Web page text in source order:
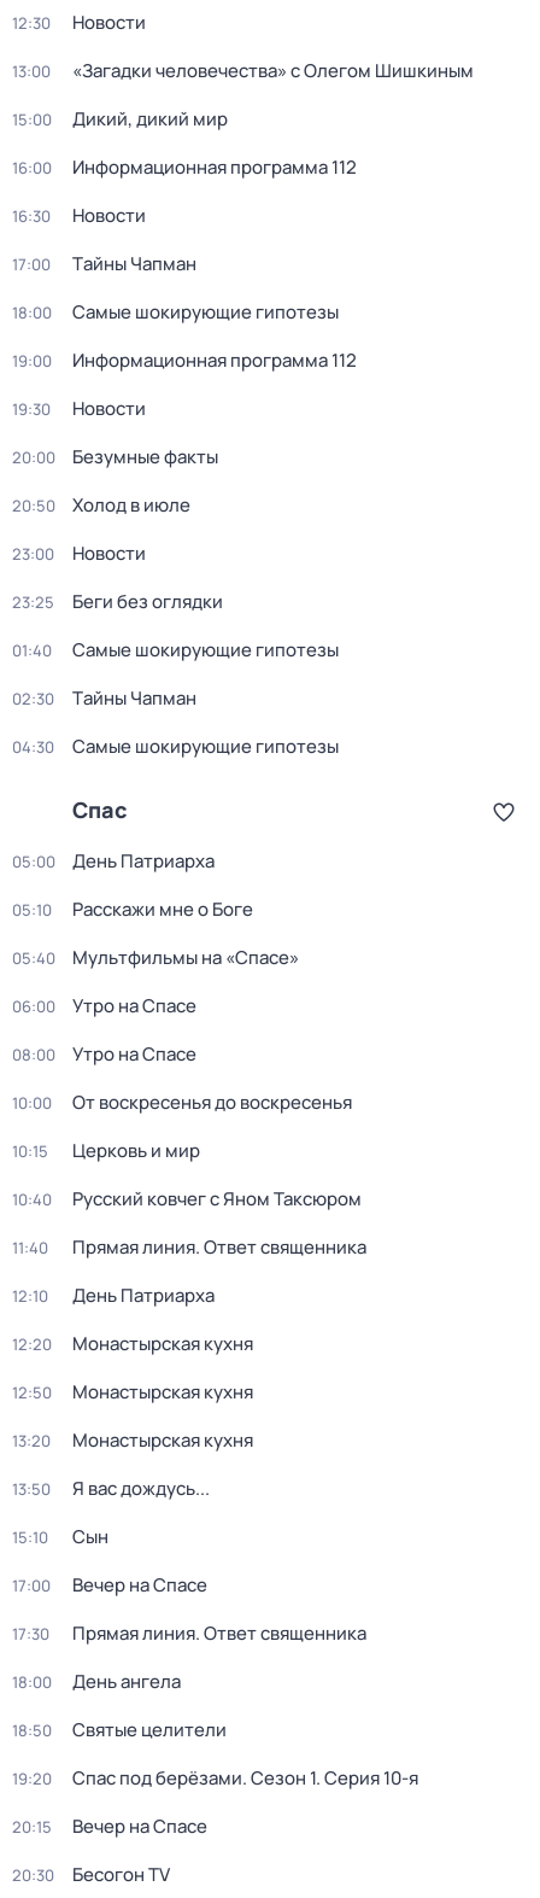
12:30 Новости
13:00 «Загадки человечества» с Олегом Шишкиным
15:00 Дикий, дикий мир
16:00 Информационная программа 112
16:30 Новости
17:00 Тaйны Чапман
18:00 Самые шoкиpующие гипотезы
19:00 Информационная программа 112
19:30 Новости
20:00 Бeзумные фaкты
20:50 Холод в июле
23:00 Новости
23:25 Беги без оглядки
01:40 Самые шoкиpующие гипотезы
02:30 Тaйны Чапман
04:30 Самые шoкиpующие гипотезы
Спас
05:00 Дeнь Патриаpха
05:10 Расскажи мне о Боге
05:40 Мультфильмы на «Спасе»
06:00 Утро на Спасе
08:00 Утро на Спасе
10:00 От воскресенья до воскресенья
10:15 Церковь и мир
10:40 Русский ковчег с Яном Таксюром
11:40 Прямая линия. Ответ священника
12:10 Дeнь Патриаpха
12:20 Монастырская кухня
12:50 Монастырская кухня
13:20 Монастырская кухня
13:50 Я вас дождусь...
15:10 Сын
17:00 Вечер на Спасе
17:30 Прямая линия. Ответ священника
18:00 День ангела
18:50 Святые целители
19:20 Спас под берёзами. Сезон 1. Серия 10-я
20:15 Вечер на Спасе
20:30 Бесогон TV